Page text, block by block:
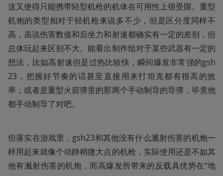
这又使得只能携带轻型机枪的机体在可用性上很受限。重型
机炮的类型相对于轻机枪来说多不少，但是区分度同样不
高，虽说伤害数值和后坐力和射速都确实有一定的差别，但
总体玩起来区别不大。能看出制作组对于某些武器有一定的
想法，比如高射速但是过热比较快，瞬间爆发非常强的gsh
23，把握好节奏的话甚至直接用来打坦克都有很高的效
率；或者是重型火箭弹里的那两个手动制导的导弹，毕竟他
都手动制导了对吧。
但落实在游戏里，gsh23和其他没有什么溅射伤害的机炮一
样用起来就像个动静稍微大点的机枪，实际使用还是不如其
他有溅射伤害的机炮，而高爆发所带来的反载具优势在“地